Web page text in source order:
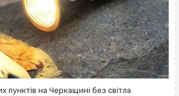
пунктів на Черкащині без світла